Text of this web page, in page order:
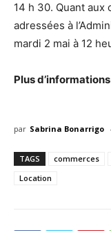
14 h 30. Quant
adressées à
mardi 2 mai à 12
Plus
par Sabrina Bonarrigo
TAGS commerces
Location